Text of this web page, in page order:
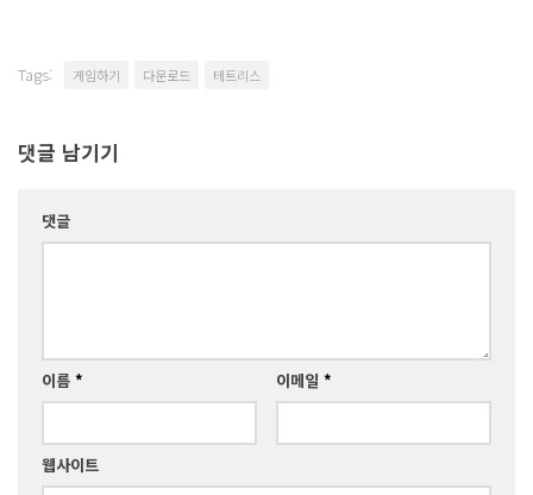
Tags: 게임하기 다운로드 테트리스
댓글 남기기
댓글
이름 * 이메일 *
웹사이트